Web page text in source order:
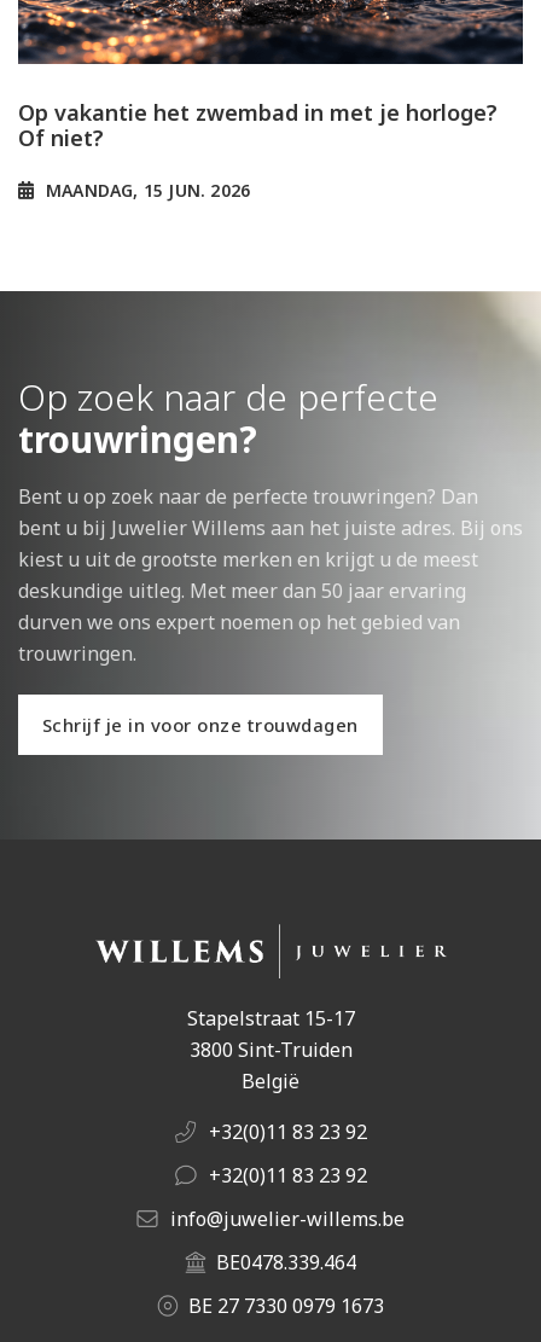
Op vakantie het zwembad in met je horloge?
Of niet?
MAANDAG, 15 JUN. 2026
Op zoek naar de perfecte
trouwringen?
Bent u op zoek naar de perfecte trouwringen? Dan
bent u bij Juwelier Willems aan het juiste adres. Bij ons
kiest u uit de grootste merken en krijgt u de meest
deskundige uitleg. Met meer dan 50 jaar ervaring
durven we ons expert noemen op het gebied van
trouwringen.
Schrijf je in voor onze trouwdagen
Stapelstraat 15-17
3800 Sint-Truiden
België
+32(0)11 83 23 92
+32(0)11 83 23 92
info@juwelier-willems.be
BE0478.339.464
BE 27 7330 0979 1673